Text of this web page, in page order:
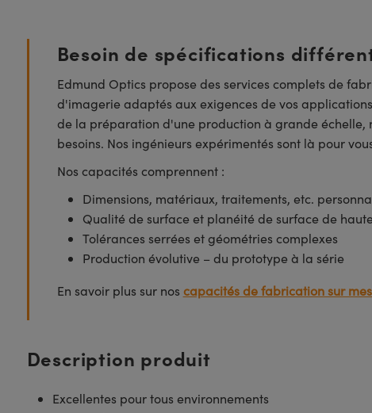
Besoin de spécifications
Edmund Optics propose des services complets de
d'imagerie adaptés aux exigences de vos
de la préparation d'une production à grande échelle,
besoins. Nos ingénieurs expérimentés sont là pour
Nos capacités comprennent :
Dimensions, matériaux, traitements, etc.
Qualité de surface et planéité de surface de
Tolérances serrées et géométries complexes
Production évolutive – du prototype à la série
En savoir plus sur nos capacités de fabrication sur
Description produit
Excellentes pour tous environnements